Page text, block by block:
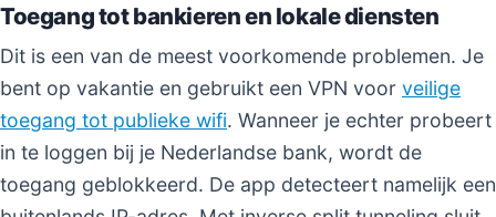
Toegang tot bankieren en lokale diensten
Dit is een van de meest voorkomende problemen. Je
bent op vakantie en gebruikt een VPN voor veilige
toegang tot publieke wifi. Wanneer je echter probeert
in te loggen bij je Nederlandse bank, wordt de
toegang geblokkeerd. De app detecteert namelijk een